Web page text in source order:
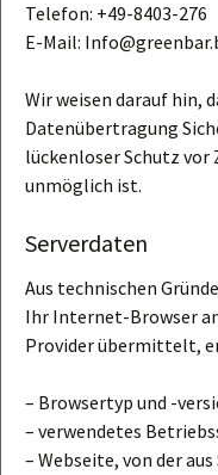
Telefon: +49-8403-276
E-Mail:
Wir weisen darauf hin,
Datenübertragung
lückenloser Schutz
unmöglich ist.
Serverdaten
Aus technischen
Ihr Internet-Browser
Provider übermittelt,
– Browsertyp und -
– verwendetes
– Webseite, von der